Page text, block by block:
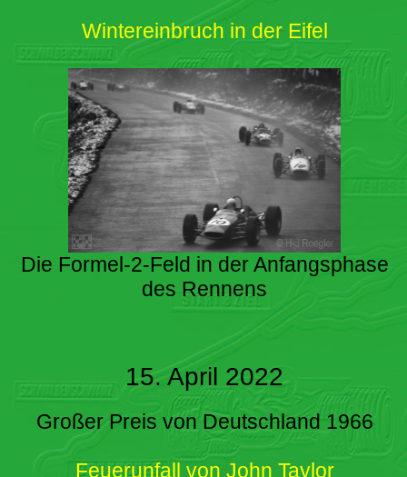
Wintereinbruch in der Eifel
Die Formel-2-Feld in der Anfangsphase
des Rennens
15. April 2022
Großer Preis von Deutschland 1966
Feuerunfall von John Taylor